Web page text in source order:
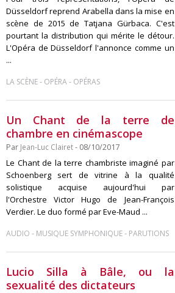
Düsseldorf reprend Arabella dans la mise en
scène de 2015 de Tatjana Gürbaca. C'est
pourtant la distribution qui mérite le détour.
L'Opéra de Düsseldorf l'annonce comme un
...
LA SCÈNE- OPÉRA- OPÉRAS
Un Chant de la terre de
chambre en cinémascope
Par Jean-Luc Clairet- 08/10/2017
Le Chant de la terre chambriste imaginé par
Schoenberg sert de vitrine à la qualité
solistique acquise aujourd'hui par
l'Orchestre Victor Hugo de Jean-François
Verdier. Le duo formé par Eve-Maud ...
AUDIO - MUSIQUE SYMPHONIQUE- PARUTIONS
Lucio Silla à Bâle, ou la
sexualité des dictateurs